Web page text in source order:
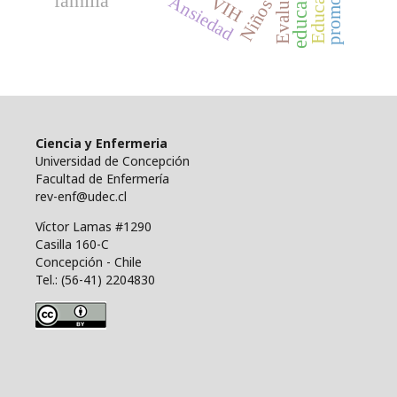
Ansiedad
VIHNiños
Ciencia y Enfermeria
Universidad de Concepción
Facultad de Enfermería
rev-enf@udec.cl
Víctor Lamas #1290
Casilla 160-C
Concepción - Chile
Tel.: (56-41) 2204830